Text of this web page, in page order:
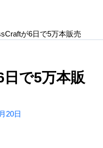
が6日で5万本販売
で5万本販
20日